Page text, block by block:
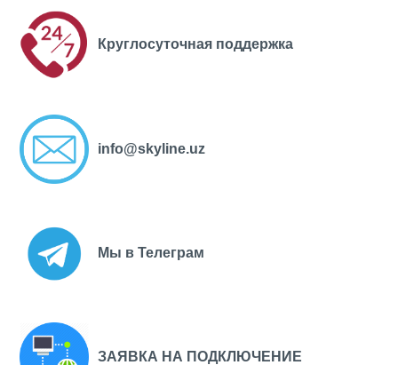
Круглосуточная поддержка
info@skyline.uz
Мы в Телеграм
ЗАЯВКА НА ПОДКЛЮЧЕНИЕ